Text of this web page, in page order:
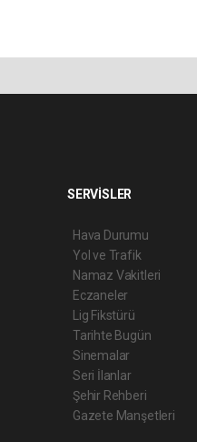
SERVİSLER
Hava Durumu
Yol ve Trafik
Namaz Vakitleri
Eczaneler
Lig Fikstürü
Tarihte Bugün
Sinemalar
Seri İlanlar
Şehir Rehberi
Gazete Manşetleri